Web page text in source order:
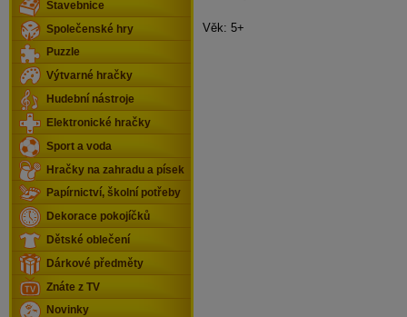
Věk: 5+
Stavebnice
Společenské hry
Puzzle
Výtvarné hračky
Hudební nástroje
Elektronické hračky
Sport a voda
Hračky na zahradu a písek
Papírnictví, školní potřeby
Dekorace pokojíčků
Dětské oblečení
Dárkové předměty
Znáte z TV
Novinky